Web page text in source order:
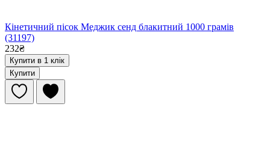
Кінетичний пісок Меджик сенд блакитний 1000 грамів
(31197)
232₴
Купити в 1 клік
Купити